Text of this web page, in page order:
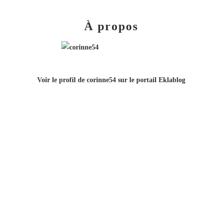
À propos
Voir le profil de corinne54sur le portail Eklablog